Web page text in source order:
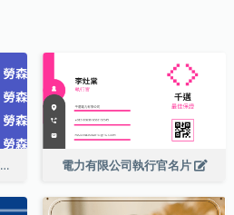
高級平面設計師名片(附自畫像) 電力有限公司執行官名片